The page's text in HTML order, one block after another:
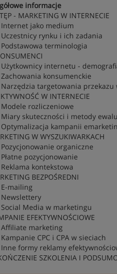
informacje
- MARKETING W INTERNECIE
Internet jako medium
Uczestnicy rynku i ich zadania
Podstawowa terminologia
Użytkownicy internetu -
Zachowania konsumenckie
Narzędzia targetowania przekazu
W INTERNECIE
Modele rozliczeniowe
Miary skuteczności i metody
Optymalizacja kampanii
W WYSZUKIWARKACH
Pozycjonowanie organiczne
Płatne pozycjonowanie
Reklama kontekstowa
BEZPOŚREDNI
E-mailing
Newslettery
Social Media w marketingu
EFEKTYWNOŚCIOWE
Affiliate marketing
Kampanie CPC i CPA w sieciach
Inne formy reklamy
SZKOLENIA I